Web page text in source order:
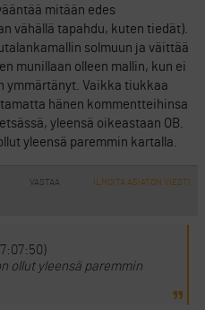
mitään edes
vähällä tapahdu, kuten tiedät).
solmuun ja väittää
munillaan olleen mallin, kun ei
ymmärtänyt. Vaikka tiukkaa
hänen kommentteihinsa
yleensä oikeastaan OB.
yleensä paremmin kartalla.
VASTAA ILMOITA ASIATON VIESTI
ollut yleensä paremmin